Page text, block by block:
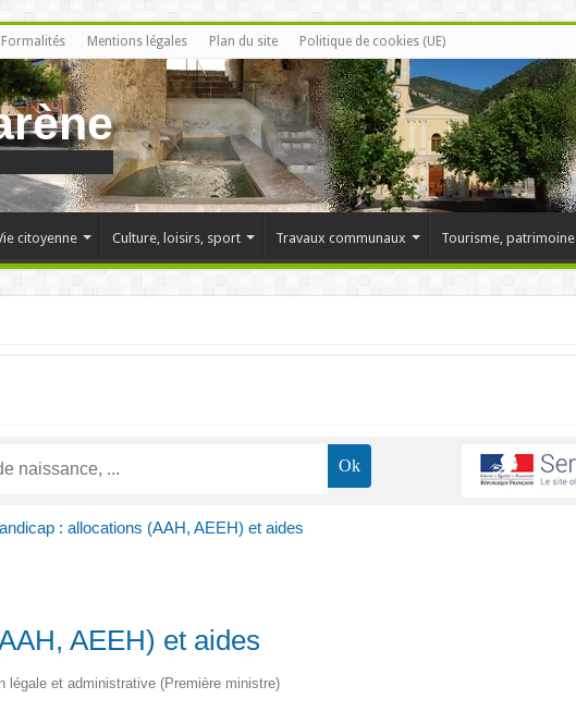
Formalités Mentions légales Plan du site Politique de cookies (UE)
citoyenne Culture, loisirs, sport Travaux communaux Tourisme, patrimoine
: allocations (AAH, AEEH) et aides
AEEH) et aides
légale et administrative (Première ministre)